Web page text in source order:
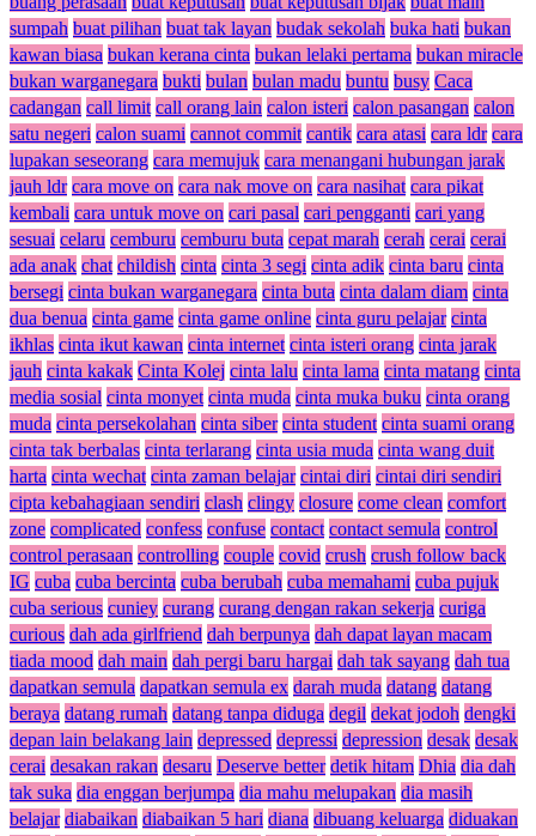
sumpah buat pilihan buat tak layan budak sekolah buka hati bukan
kawan biasa bukan kerana cinta bukan lelaki pertama bukan miracle
bukan warganegara bukti bulan bulan madu buntu busy Caca
cadangan call limit call orang lain calon isteri calon pasangan calon
satu negeri calon suami cannot commit cantik cara atasi cara ldr cara
lupakan seseorang cara memujuk cara menangani hubungan jarak
jauh ldr cara move on cara nak move on cara nasihat cara pikat
kembali cara untuk move on cari pasal cari pengganti cari yang
sesuai celaru cemburu cemburu buta cepat marah cerah cerai cerai
ada anak chat childish cinta cinta 3 segi cinta adik cinta baru cinta
bersegi cinta bukan warganegara cinta buta cinta dalam diam cinta
dua benua cinta game cinta game online cinta guru pelajar cinta
ikhlas cinta ikut kawan cinta internet cinta isteri orang cinta jarak
jauh cinta kakak Cinta Kolej cinta lalu cinta lama cinta matang cinta
media sosial cinta monyet cinta muda cinta muka buku cinta orang
muda cinta persekolahan cinta siber cinta student cinta suami orang
cinta tak berbalas cinta terlarang cinta usia muda cinta wang duit
harta cinta wechat cinta zaman belajar cintai diri cintai diri sendiri
cipta kebahagiaan sendiri clash clingy closure come clean comfort
zone complicated confess confuse contact contact semula control
control perasaan controlling couple covid crush crush follow back
IG cuba cuba bercinta cuba berubah cuba memahami cuba pujuk
cuba serious cuniey curang curang dengan rakan sekerja curiga
curious dah ada girlfriend dah berpunya dah dapat layan macam
tiada mood dah main dah pergi baru hargai dah tak sayang dah tua
dapatkan semula dapatkan semula ex darah muda datang datang
beraya datang rumah datang tanpa diduga degil dekat jodoh dengki
depan lain belakang lain depressed depressi depression desak desak
cerai desakan rakan desaru Deserve better detik hitam Dhia dia dah
tak suka dia enggan berjumpa dia mahu melupakan dia masih
belajar diabaikan diabaikan 5 hari diana dibuang keluarga diduakan